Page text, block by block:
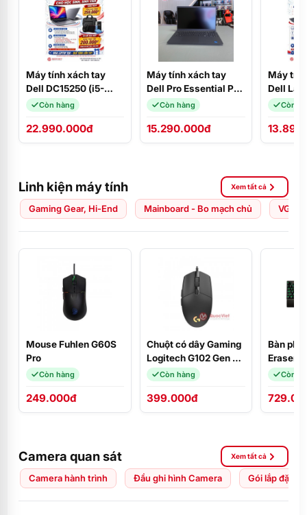
Máy tính xách tay
Dell DC15250 (i5-
1334U/16GD4/512SSD/15.6FHD/120Hz/W11SL+OFFICE_2024/
Còn hàng
22.990.000đ
Máy tính xách tay
Dell Pro Essential PV
15250 (Core i5-
ĐEN/Ubuntu/NK
Còn hàng
15.290.000đ
Máy
Dell
(i3-
FHD/
Còn
Linh kiện máy tính Xem tất cả
Gaming Gear, Hi-End Mainboard - Bo mạch chủ VGA -
Mouse Fuhlen G60S
Pro
Còn hàng
249.000đ
Chuột có dây Gaming
Logitech G102 Gen 2
LIGHTSYNC RGB
Còn hàng
399.000đ
Bàn
Eraser
BlueCòn
Camera quan sát Xem tất cả
Camera hành trình Đầu ghi hình Camera Gói lắp đặt